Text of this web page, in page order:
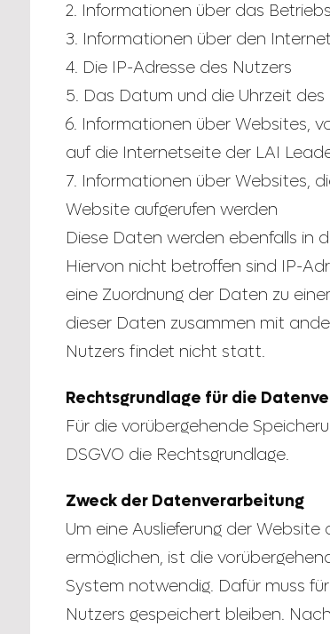
2. Informationen über das
3. Informationen über den
4. Die IP-Adresse des Nutzers
5. Das Datum und die Uhrzeit des
6. Informationen über Websites,
auf die Internetseite der LAI
7. Informationen über Websites,
Website aufgerufen werden
Diese Daten werden ebenfalls in
Hiervon nicht betroffen sind IP-
eine Zuordnung der Daten zu
dieser Daten zusammen mit
Nutzers findet nicht statt.
Rechtsgrundlage für die
Für die vorübergehende
DSGVO die Rechtsgrundlage.
Zweck der Datenverarbeitung
Um eine Auslieferung der
ermöglichen, ist die
System notwendig. Dafür muss
Nutzers gespeichert bleiben.